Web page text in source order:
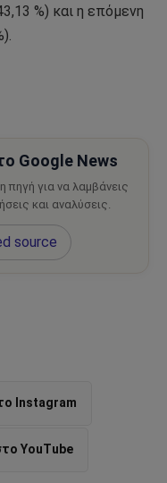
%) και η επόμενη
Google News
για να λαμβάνεις
και αναλύσεις.
source
Instagram
YouTube